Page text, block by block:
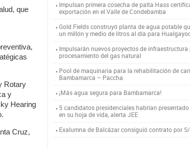
que
Rotary
y
Hearing
Cruz,
Impulsan primera cosecha de palta Hass
exportación en el Valle de Condebamba
Gold Fields construyó planta de agua potable
un millón y medio de litros al día para
Impulsarán nuevos proyectos de infraestructura
procesamiento del gas natural
Pool de maquinaria para la rehabilitación de
Bambamarca – Paccha
¡Más agua segura para Bambamarca!
5 candidatos presidenciales habrían
en su hoja de vida, alerta JEE
Exalumna de Balcázar consiguió contrato por